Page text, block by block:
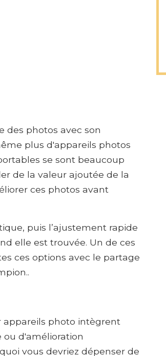
des photos avec son
plus d'appareils photos
se sont beaucoup
de la valeur ajoutée de la
ces photos avant
puis l’ajustement rapide
elle est trouvée. Un de ces
ces options avec le partage
appareils photo intègrent
d'amélioration
vous devriez dépenser de